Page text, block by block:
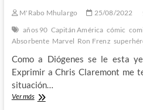
M'Rabo Mhulargo 25/08/2022
años 90 Capitán América cómic
Absorbente Marvel Ron Frenz
Como a Diógenes se le esta
Exprimir a Chris Claremont me
situación…
Ver másEl